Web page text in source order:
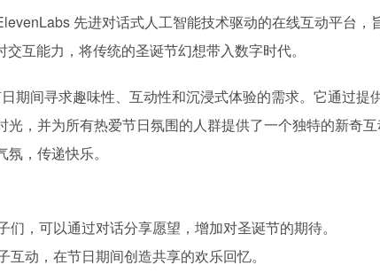
先进对话式人工智能技术驱动的在线互动平台
互能力，将传统的圣诞节幻想带入数字时代。
期间寻求趣味性、互动性和沉浸式体验的需求。它通过
，并为所有热爱节日氛围的人群提供了一个独特的新奇
，传递快乐。
，可以通过对话分享愿望，增加对圣诞节的期待。
动，在节日期间创造共享的欢乐回忆。